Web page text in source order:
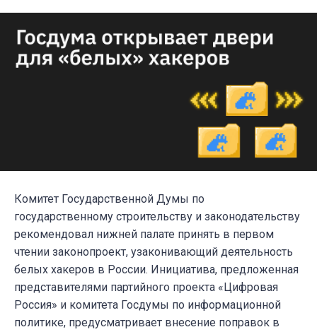
Комитет Государственной Думы по
государственному строительству и законодательству
рекомендовал нижней палате принять в первом
чтении законопроект, узаконивающий деятельность
белых хакеров в России. Инициатива, предложенная
представителями партийного проекта «Цифровая
Россия» и комитета Госдумы по информационной
политике, предусматривает внесение поправок в